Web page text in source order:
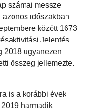
számai messze
azonos időszakban
között 1673
Jelentés
2018 ugyanezen
összeg jellemezte.
is a korábbi évek
harmadik